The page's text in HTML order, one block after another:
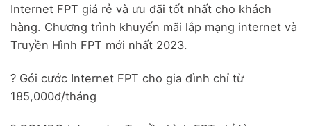
Internet FPT giá rẻ và ưu đãi tốt nhất cho khách
hàng. Chương trình khuyến mãi lắp mạng internet và
Truyền Hình FPT mới nhất 2023.
? Gói cước Internet FPT cho gia đình chỉ từ
185,000đ/tháng